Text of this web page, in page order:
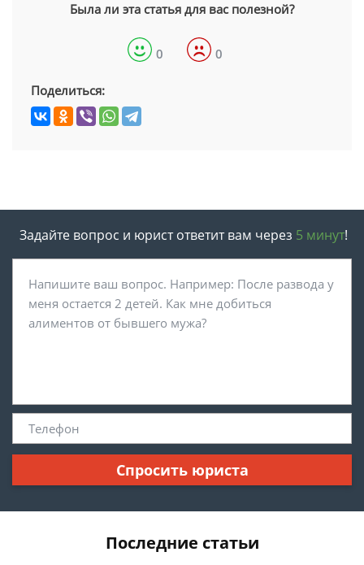
Была ли эта статья для вас полезной?
0 0
Поделиться:
Задайте вопрос и юрист ответит вам через 5 минут!
Спросить юриста
Последние статьи